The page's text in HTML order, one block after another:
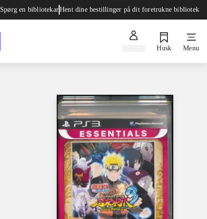
Spørg en bibliotekarHent dine bestillinger på dit foretrukne bibliotek
Husk Menu